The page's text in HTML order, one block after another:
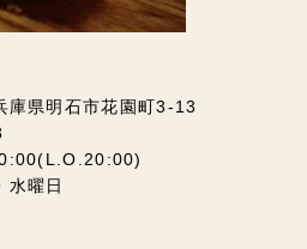
県明石市花園町3-13
曜日